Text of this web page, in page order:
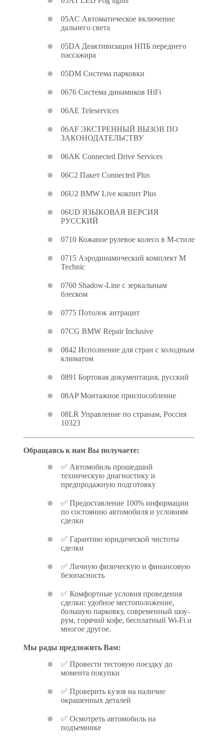
05AC Автоматическое включение
дальнего света
05DA Деактивизация НПБ переднего
пассажира
05DM Система парковки
0676 Система динамиков HiFi
06AE Teleservices
06AF ЭКСТРЕННЫЙ ВЫЗОВ ПО
ЗАКОНОДАТЕЛЬСТВУ
06AK Connected Drive Services
06C2 Пакет Connected Plus
06U2 BMW Live кокпит Plus
06UD ЯЗЫКОВАЯ ВЕРСИЯ
РУССКИЙ
0710 Кожаное рулевое колесо в M-стиле
0715 Аэродинамический комплект M
Technic
0760 Shadow-Line с зеркальным
блеском
0775 Потолок антрацит
07CG BMW Repair Inclusive
0842 Исполнение для стран с холодным
климатом
0891 Бортовая документация, русский
08AP Монтажное приспособление
08LR Управление по странам, Россия
10323
Обращаясь к нам Вы получаете:
✅ Автомобиль прошедший
техническую диагностику и
предпродажную подготовку
✅ Предоставление 100% информации
по состоянию автомобиля и условиям
сделки
✅ Гарантию юридической чистоты
сделки
✅ Личную физическую и финансовую
безопасность
✅ Комфортные условия проведения
сделки: удобное местоположение,
большую парковку, современный шоу-
рум, горячий кофе, бесплатный Wi-Fi и
многое другое.
Мы рады предложить Вам:
✅ Провести тестовую поездку до
момента покупки
✅ Проверить кузов на наличие
окрашенных деталей
✅ Осмотреть автомобиль на
подъемнике